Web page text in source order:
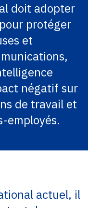
doit adopter
protéger
et
négatif sur
de travail et
employés.
actuel, il